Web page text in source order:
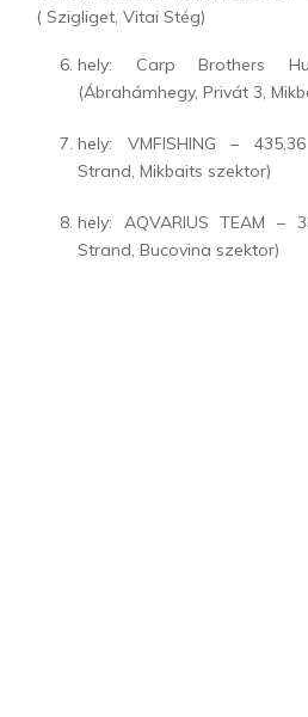
( Szigliget, Vitai Stég)
hely: Carp Brothers
(Ábrahámhegy, Privát 3,
hely: VMFISHING –
Strand, Mikbaits szektor)
hely: AQVARIUS TEAM –
Strand, Bucovina szektor)